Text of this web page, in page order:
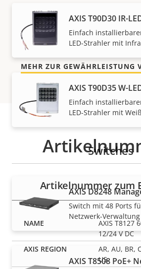
AXIS T90D30 IR-
Einfach
LED-Strahler mit
AXIS T90D35 W-
Einfach
LED-Strahler mit
Switches
AXIS D8248
Switch mit 48 Ports
Netzwerk-Verwaltung
AXIS T8508 PoE+
Unsere 3-jährige Gewährleistung
störungsfreien Betrieb und
Kosten.
MEHR ZUR GEWÄHRLEISTUNG
Artikelnummer zum
AXIS T8127
12/24 V DC
AR, AU, BR,
US